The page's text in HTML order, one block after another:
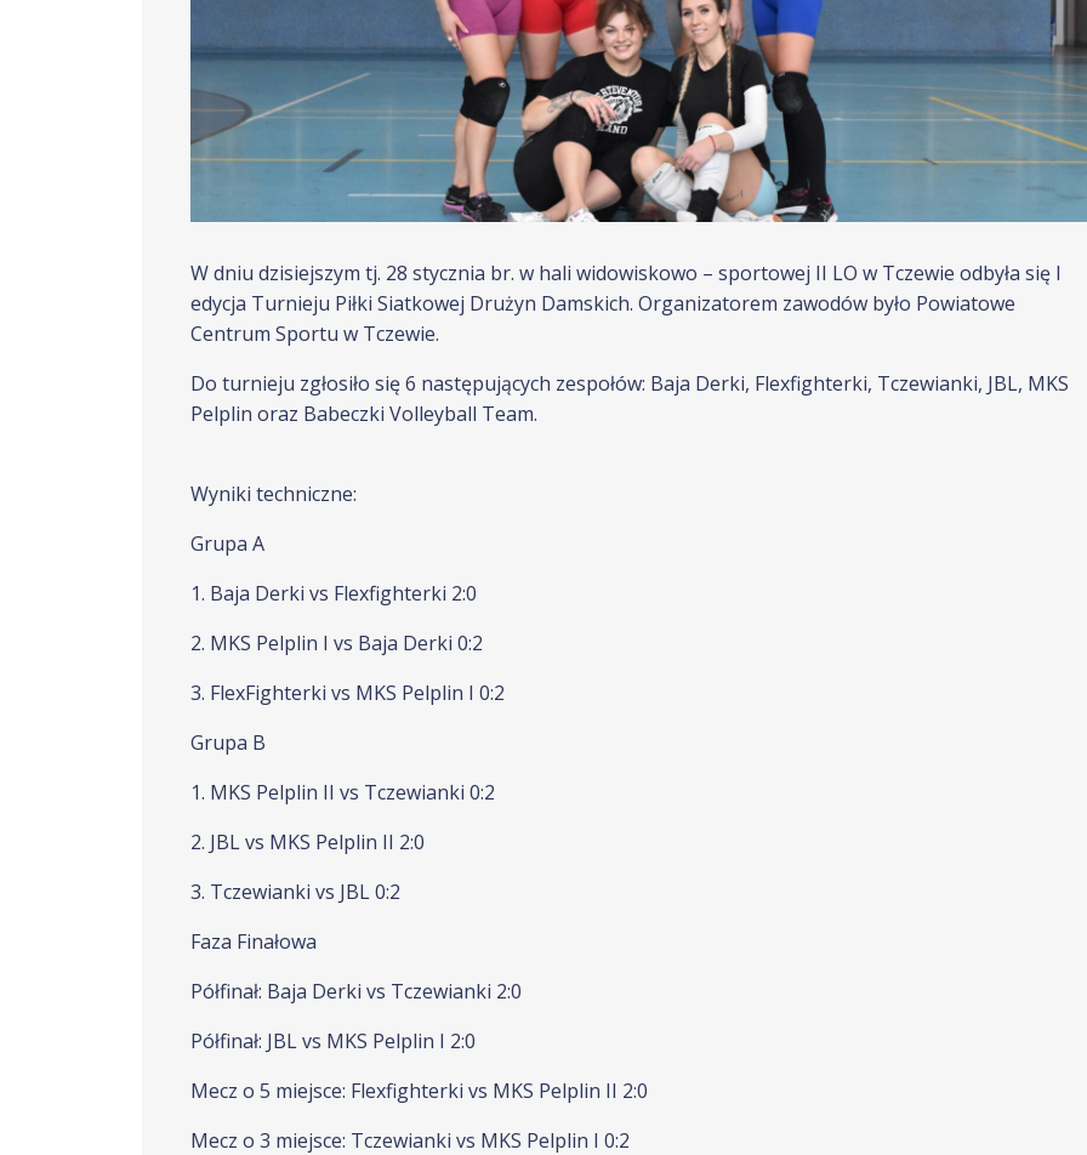
W dniu dzisiejszym tj. 28 stycznia br. w hali widowiskowo – sportowej II LO w Tczewie odbyła się I
edycja Turnieju Piłki Siatkowej Drużyn Damskich. Organizatorem zawodów było Powiatowe
Centrum Sportu w Tczewie.
Do turnieju zgłosiło się 6 następujących zespołów: Baja Derki, Flexfighterki, Tczewianki, JBL, MKS
Pelplin oraz Babeczki Volleyball Team.
Wyniki techniczne:
Grupa A
1. Baja Derki vs Flexfighterki 2:0
2. MKS Pelplin I vs Baja Derki 0:2
3. FlexFighterki vs MKS Pelplin I 0:2
Grupa B
1. MKS Pelplin II vs Tczewianki 0:2
2. JBL vs MKS Pelplin II 2:0
3. Tczewianki vs JBL 0:2
Faza Finałowa
Półfinał: Baja Derki vs Tczewianki 2:0
Półfinał: JBL vs MKS Pelplin I 2:0
Mecz o 5 miejsce: Flexfighterki vs MKS Pelplin II 2:0
Mecz o 3 miejsce: Tczewianki vs MKS Pelplin I 0:2